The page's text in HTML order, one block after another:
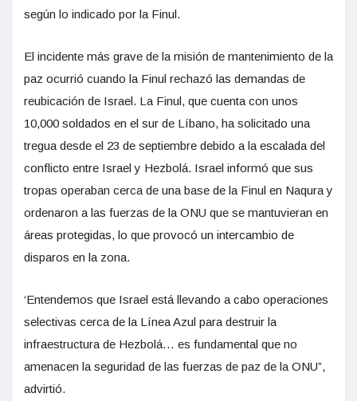
según lo indicado por la Finul.
El incidente más grave de la misión de mantenimiento de la
paz ocurrió cuando la Finul rechazó las demandas de
reubicación de Israel. La Finul, que cuenta con unos
10,000 soldados en el sur de Líbano, ha solicitado una
tregua desde el 23 de septiembre debido a la escalada del
conflicto entre Israel y Hezbolá. Israel informó que sus
tropas operaban cerca de una base de la Finul en Naqura y
ordenaron a las fuerzas de la ONU que se mantuvieran en
áreas protegidas, lo que provocó un intercambio de
disparos en la zona.
‘Entendemos que Israel está llevando a cabo operaciones
selectivas cerca de la Línea Azul para destruir la
infraestructura de Hezbolá… es fundamental que no
amenacen la seguridad de las fuerzas de paz de la ONU”,
advirtió.